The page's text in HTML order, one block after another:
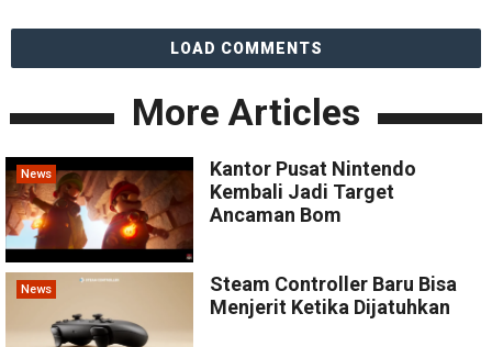
LOAD COMMENTS
More Articles
News
Kantor Pusat Nintendo
Kembali Jadi Target
Ancaman Bom
News
Steam Controller Baru Bisa
Menjerit Ketika Dijatuhkan